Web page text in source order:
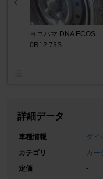
ヨコハマ DNA ECOS
0R12 73S
詳細データ
車種情報
ダイ
カテゴリ
カー
定価
-